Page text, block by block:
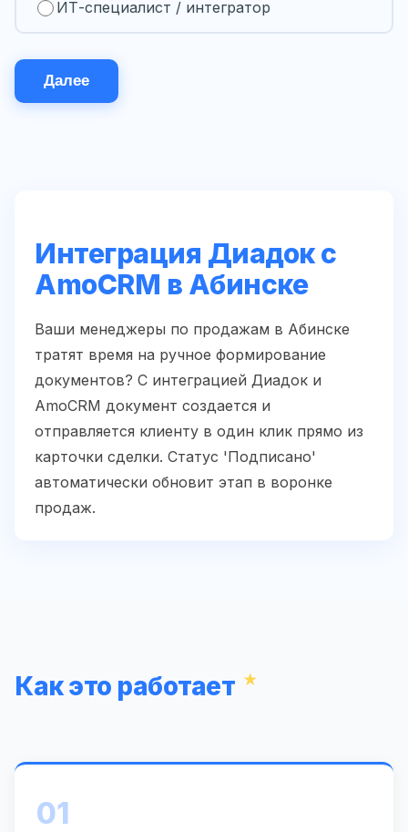
ИТ-специалист / интегратор
Далее
Интеграция Диадок с
AmoCRM в Абинске
Ваши менеджеры по продажам в Абинске
тратят время на ручное формирование
документов? С интеграцией Диадок и
AmoCRM документ создается и
отправляется клиенту в один клик прямо из
карточки сделки. Статус 'Подписано'
автоматически обновит этап в воронке
продаж.
Как это работает
01